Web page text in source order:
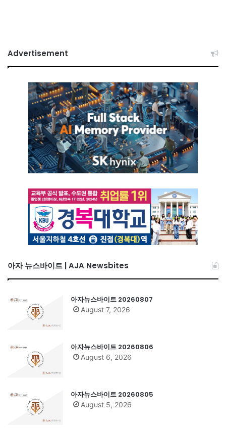
Advertisement
아자 뉴스바이트 | AJA Newsbites
아자뉴스바이트 20260807
August 7, 2026
아자뉴스바이트 20260806
August 6, 2026
아자뉴스바이트 20260805
August 5, 2026